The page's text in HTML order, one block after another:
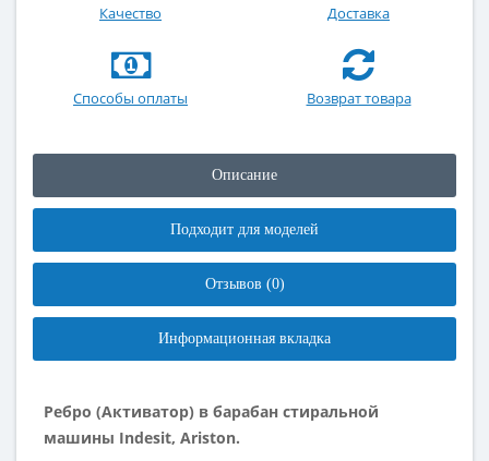
Качество Доставка
Способы оплаты Возврат товара
Описание
Подходит для моделей
Отзывов (0)
Информационная вкладка
Ребро (Активатор) в барабан стиральной
машины Indesit, Ariston.